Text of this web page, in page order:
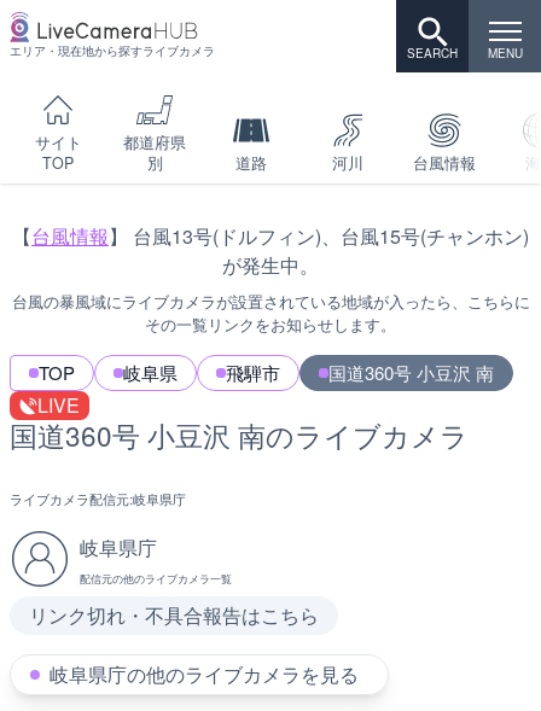
エリア・現在地から探すライブカメラ
サイト
TOP
都道府県
別
道路 河川 台風情報
【台風情報】 台風13号(ドルフィン)、台風15号(チャンホン)
が発生中。
台風の暴風域にライブカメラが設置されている地域が入ったら、こちらに
その一覧リンクをお知らせします。
TOP 岐阜県 飛騨市 国道360号 小豆沢 南
LIVE
国道360号 小豆沢 南のライブカメラ
ライブカメラ配信元:岐阜県庁
岐阜県庁
配信元の他のライブカメラ一覧
リンク切れ・不具合報告はこちら
岐阜県庁の他のライブカメラを見る